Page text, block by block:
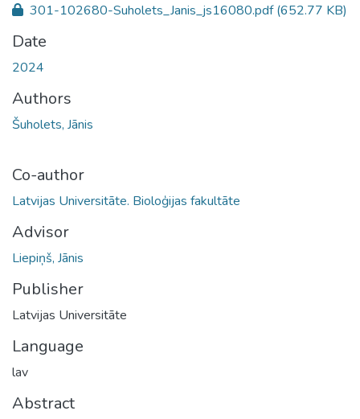
301-102680-Suholets_Janis_js16080.pdf(652.77 KB)
Date
2024
Authors
Šuholets, Jānis
Co-author
Latvijas Universitāte. Bioloģijas fakultāte
Advisor
Liepiņš, Jānis
Publisher
Latvijas Universitāte
Language
lav
Abstract